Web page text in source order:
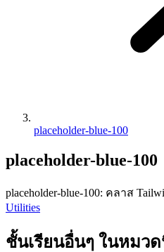
placeholder-blue-100
placeholder-blue-100
placeholder-blue-100: คลาส
Utilities
ชั้นเรียนอื่นๆ ในหมว